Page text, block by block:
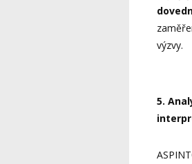
výzvy.
5.